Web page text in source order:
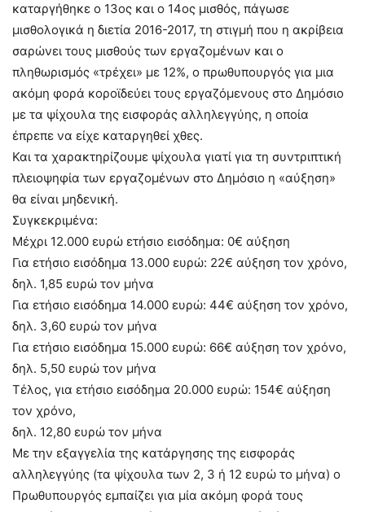
καταργήθηκε ο 13ος και ο 14ος μισθός, πάγωσε
μισθολογικά η διετία 2016-2017, τη στιγμή που η ακρίβεια
σαρώνει τους μισθούς των εργαζομένων και ο
πληθωρισμός «τρέχει» με 12%, ο πρωθυπουργός για μια
ακόμη φορά κοροϊδεύει τους εργαζόμενους στο Δημόσιο
με τα ψίχουλα της εισφοράς αλληλεγγύης, η οποία
έπρεπε να είχε καταργηθεί χθες.
Και τα χαρακτηρίζουμε ψίχουλα γιατί για τη συντριπτική
πλειοψηφία των εργαζομένων στο Δημόσιο η «αύξηση»
θα είναι μηδενική.
Συγκεκριμένα:
Μέχρι 12.000 ευρώ ετήσιο εισόδημα: 0€ αύξηση
Για ετήσιο εισόδημα 13.000 ευρώ: 22€ αύξηση τον χρόνο,
δηλ. 1,85 ευρώ τον μήνα
Για ετήσιο εισόδημα 14.000 ευρώ: 44€ αύξηση τον χρόνο,
δηλ. 3,60 ευρώ τον μήνα
Για ετήσιο εισόδημα 15.000 ευρώ: 66€ αύξηση τον χρόνο,
δηλ. 5,50 ευρώ τον μήνα
Τέλος, για ετήσιο εισόδημα 20.000 ευρώ: 154€ αύξηση
τον χρόνο,
δηλ. 12,80 ευρώ τον μήνα
Με την εξαγγελία της κατάργησης της εισφοράς
αλληλεγγύης (τα ψίχουλα των 2, 3 ή 12 ευρώ το μήνα) ο
Πρωθυπουργός εμπαίζει για μία ακόμη φορά τους